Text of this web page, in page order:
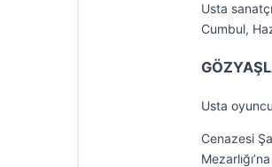
Usta
Cumbul,
Usta
Cenazesi